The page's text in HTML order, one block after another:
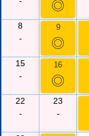
◎
8
-
9
◎
15
-
16
◎
22
-
23
-